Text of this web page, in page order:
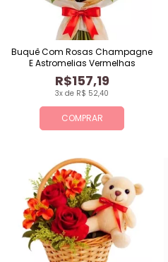
COMPRAR
3x de R$ 52,40
R$157,19
Buquê Com Rosas Champagne
E Astromelias Vermelhas